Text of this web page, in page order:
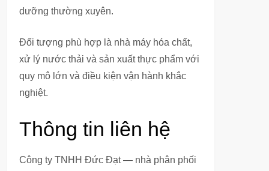
dưỡng thường xuyên.
Đối tượng phù hợp là nhà máy hóa chất,
xử lý nước thải và sản xuất thực phẩm với
quy mô lớn và điều kiện vận hành khắc
nghiệt.
Thông tin liên hệ
Công ty TNHH Đức Đạt — nhà phân phối